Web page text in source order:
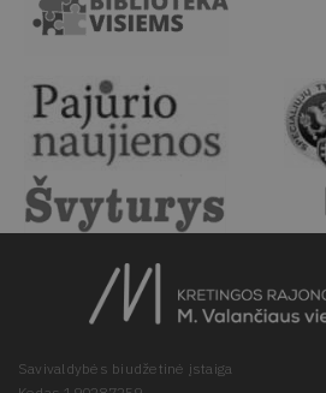
Savivaldybės biudžetinė įstaiga